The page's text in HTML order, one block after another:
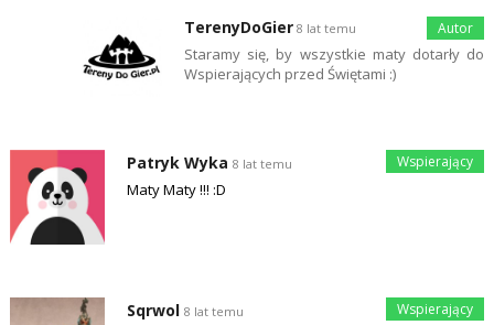
TerenyDoGier 8 lat temu
Staramy się, by wszystkie maty dotarły do
Wspierających przed Świętami :)
Patryk Wyka 8 lat temu
Maty Maty !!! :D
Sqrwol 8 lat temu